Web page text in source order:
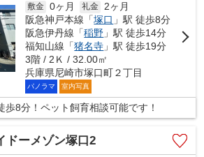
敷金 0ヶ月 礼金
2ヶ月
阪急神戸本線「塚口 」駅 徒歩8分
阪急伊丹線「稲野 」駅 徒歩14分
福知山線「猪名寺 」駅 徒歩19分
3階 / 2Ｋ / 32.00㎡
兵庫県尼崎市塚口町２丁目
パノラマ 室内写真
歩8分！ペット飼育相談可能です！
ドーメゾン塚口2